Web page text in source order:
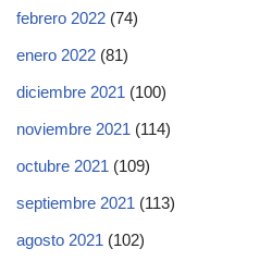
febrero 2022 (74)
enero 2022 (81)
diciembre 2021 (100)
noviembre 2021 (114)
octubre 2021 (109)
septiembre 2021 (113)
agosto 2021 (102)